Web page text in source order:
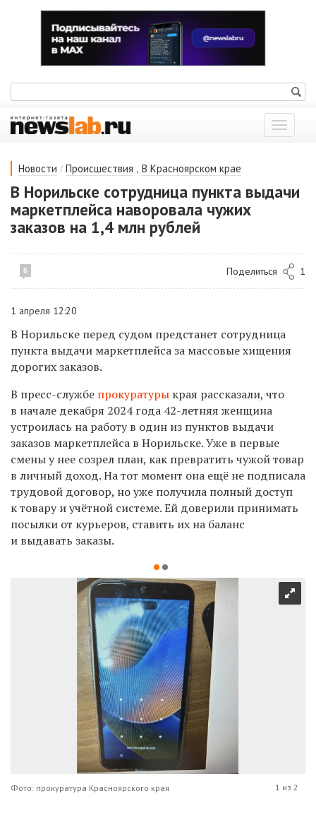
Показать
меню
Новости / Происшествия , В Красноярском крае
В Норильске сотрудница пункта выдачи
маркетплейса наворовала чужих
заказов на 1,4 млн рублей
6 Поделиться 1
1 апреля 12:20
В Норильске перед судом предстанет сотрудница
пункта выдачи маркетплейса за массовые хищения
дорогих заказов.
В пресс-службе прокуратуры края рассказали, что
в начале декабря 2024 года 42-летняя женщина
устроилась на работу в один из пунктов выдачи
заказов маркетплейса в Норильске. Уже в первые
смены у нее созрел план, как превратить чужой товар
в личный доход. На тот момент она ещё не подписала
трудовой договор, но уже получила полный доступ
к товару и учётной системе. Ей доверили принимать
посылки от курьеров, ставить их на баланс
и выдавать заказы.
Фото: прокуратура Красноярского края 1 из 2